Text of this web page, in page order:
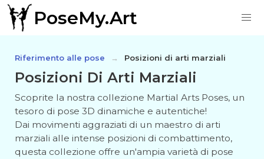
PoseMy.Art
Riferimento alle pose Posizioni di arti marziali
Posizioni Di Arti Marziali
Scoprite la nostra collezione Martial Arts Poses, un
tesoro di pose 3D dinamiche e autentiche!
Dai movimenti aggraziati di un maestro di arti
marziali alle intense posizioni di combattimento,
questa collezione offre un'ampia varietà di pose